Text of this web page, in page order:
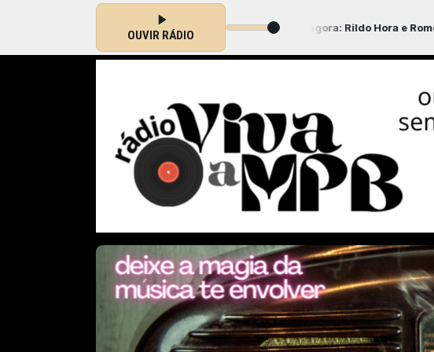
OUVIR RÁDIO
o Locutor das 00:00 às 02:00 - Tocando agora: Rildo Hora e Romero Lubambo-